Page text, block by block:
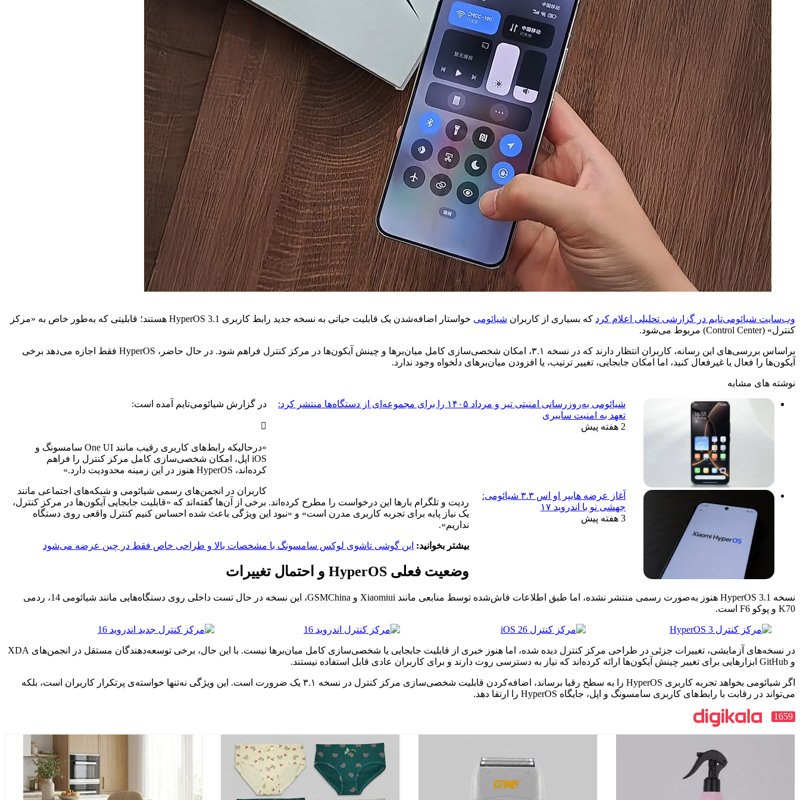
وب‌سایت شیائومی‌تایم در گزارشی تحلیلی اعلام کرد که بسیاری از کاربران شیائومی
خواستار اضافه‌شدن یک قابلیت حیاتی به نسخه جدید رابط کاربری HyperOS 3.1 هستند؛ قابلیتی که به‌طور خاص به «مرکز
کنترل» (Control Center) مربوط می‌شود.
براساس بررسی‌های این رسانه، کاربران انتظار دارند که در نسخه ۳.۱، امکان شخصی‌سازی کامل میان‌برها و چینش آیکون‌ها در مرکز کنترل فراهم شود. در حال حاضر، HyperOS فقط اجازه می‌دهد برخی
آیکون‌ها را فعال یا غیرفعال کنید، اما امکان جابجایی، تغییر ترتیب، یا افزودن میان‌برهای دلخواه وجود ندارد.
نوشته های مشابه
شیائومی به‌روزرسانی امنیتی تیر و مرداد ۱۴۰۵ را برای مجموعه‌ای از دستگاه‌ها منتشر کرد:
تعهد به امنیت سایبری
2 هفته پیش
آغاز عرضه هایپر او اس ۳.۳ شیائومی:
جهشی نو با اندروید ۱۷
3 هفته پیش
در گزارش شیائومی‌تایم آمده است:
«درحالیکه رابط‌های کاربری رقیب مانند One UI سامسونگ و
iOS اپل، امکان شخصی‌سازی کامل مرکز کنترل را فراهم
کرده‌اند، HyperOS هنوز در این زمینه محدودیت دارد.»
کاربران در انجمن‌های رسمی شیائومی و شبکه‌های اجتماعی مانند
ردیت و تلگرام بارها این درخواست را مطرح کرده‌اند. برخی از آن‌ها گفته‌اند که «قابلیت جابجایی آیکون‌ها در مرکز کنترل،
یک نیاز پایه برای تجربه کاربری مدرن است» و «نبود این ویژگی باعث شده احساس کنیم کنترل واقعی روی دستگاه
نداریم».
بیشتر بخوانید: این گوشی تاشوی لوکس سامسونگ با مشخصات بالا و طراحی خاص فقط در چین عرضه می‌شود
وضعیت فعلی HyperOS و احتمال تغییرات
نسخه HyperOS 3.1 هنوز به‌صورت رسمی منتشر نشده، اما طبق اطلاعات فاش‌شده توسط منابعی مانند Xiaomiui و GSMChina، این نسخه در حال تست داخلی روی دستگاه‌هایی مانند شیائومی 14، ردمی
K70 و پوکو F6 است.
در نسخه‌های آزمایشی، تغییرات جزئی در طراحی مرکز کنترل دیده شده، اما هنوز خبری از قابلیت جابجایی یا شخصی‌سازی کامل میان‌برها نیست. با این حال، برخی توسعه‌دهندگان مستقل در انجمن‌های XDA
و GitHub ابزارهایی برای تغییر چینش آیکون‌ها ارائه کرده‌اند که نیاز به دسترسی روت دارند و برای کاربران عادی قابل استفاده نیستند.
اگر شیائومی بخواهد تجربه کاربری HyperOS را به سطح رقبا برساند، اضافه‌کردن قابلیت شخصی‌سازی مرکز کنترل در نسخه ۳.۱ یک ضرورت است. این ویژگی نه‌تنها خواسته‌ی پرتکرار کاربران است، بلکه
می‌تواند در رقابت با رابط‌های کاربری سامسونگ و اپل، جایگاه HyperOS را ارتقا دهد.
1659